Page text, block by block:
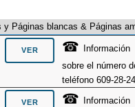
y Páginas blancas & Páginas
☎ Información
sobre el número
teléfono 609-28-
☎ Información